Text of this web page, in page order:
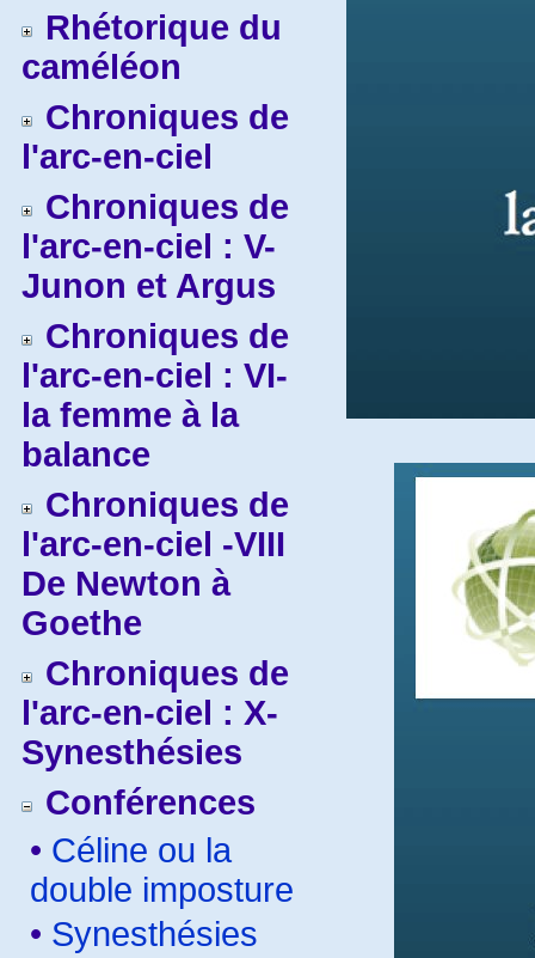
Rhétorique du
caméléon
Chroniques de
l'arc-en-ciel
Chroniques de
l'arc-en-ciel : V-
Junon et Argus
Chroniques de
l'arc-en-ciel : VI-
la femme à la
balance
Chroniques de
l'arc-en-ciel -VIII
De Newton à
Goethe
Chroniques de
l'arc-en-ciel : X-
Synesthésies
Conférences
• Céline ou la
double imposture
• Synesthésies